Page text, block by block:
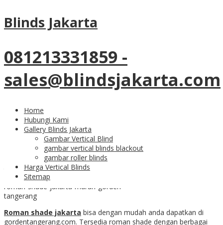
Blinds Jakarta
081213331859 -
sales@blindsjakarta.com
Home
Hubungi Kami
Gallery Blinds Jakarta
Gambar Vertical Blind
gambar vertical blinds blackout
gambar roller blinds
Harga Vertical Blinds
Sitemap
Roman Shade Jakarta Yang
Mudah Di Dapatkan
vertical blind sharp point dan onna tersedia disini
Roman Shade Jakarta
Murah Berkualitas
roman-shade-jakarta-murah-gorden-
tangerang
Roman shade jakarta bisa dengan mudah anda dapatkan di
gordentangerang.com. Tersedia roman shade dengan berbagai